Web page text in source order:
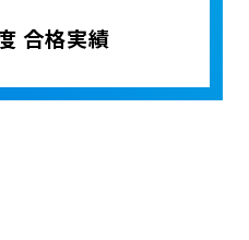
合格実績